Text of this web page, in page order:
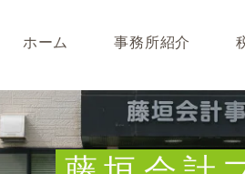
ホーム 事務所紹介
事務所･スタッフ紹介
求人募集
なぜ
キ